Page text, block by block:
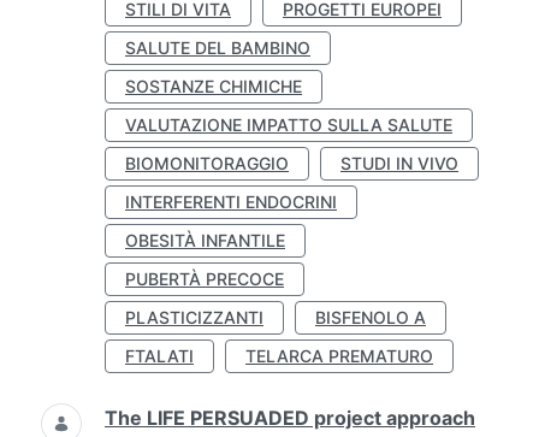
STILI DI VITA
PROGETTI EUROPEI
SALUTE DEL BAMBINO
SOSTANZE CHIMICHE
VALUTAZIONE IMPATTO SULLA SALUTE
BIOMONITORAGGIO
STUDI IN VIVO
INTERFERENTI ENDOCRINI
OBESITÀ INFANTILE
PUBERTÀ PRECOCE
PLASTICIZZANTI
BISFENOLO A
FTALATI
TELARCA PREMATURO
The LIFE PERSUADED project approach